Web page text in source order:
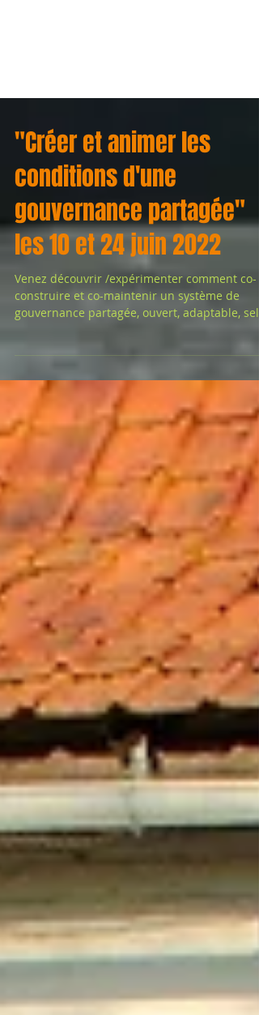
"Créer et animer les
conditions d'une
gouvernance partagée"
les 10 et 24 juin 2022
Venez découvrir /expérimenter comment co-
gouvernance partagée, ouvert, adaptable,